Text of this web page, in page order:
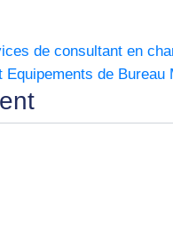
de consultant en
de Bureau